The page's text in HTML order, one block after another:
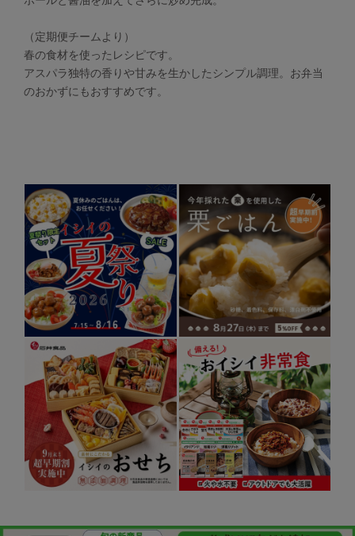
（定期便チームより）
春の食材を使ったレシピです。
アスパラ独特の香りや甘みを生かしたシンプル調理。お弁当
のおかずにもおすすめです。